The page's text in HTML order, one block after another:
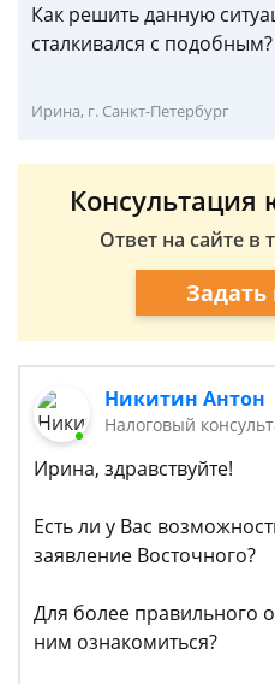
Как решить данную
сталкивался с подобным?
Ирина, г. Санкт-Петербург
Консультация
Ответ на сайте в
Задать
Никитин Антон
Налоговый
Ирина, здравствуйте!
Есть ли у Вас
заявление Восточного?
Для более правильного
ним ознакомиться?